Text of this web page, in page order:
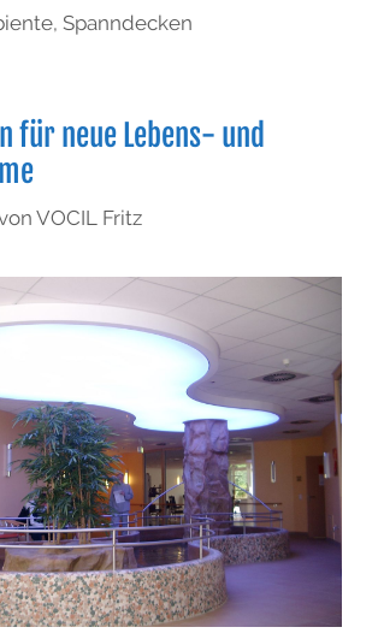
, Spanndecken
für neue Lebens- und
VOCIL Fritz